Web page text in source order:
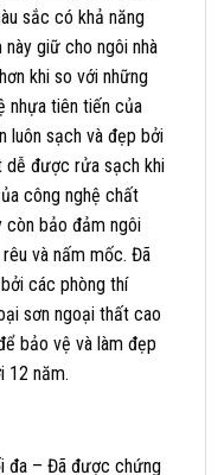
sắc có khả năng
giữ cho ngôi nhà
khi so với những
nhựa tiên tiến của
luôn sạch và đẹp bởi
dễ được rửa sạch khi
công nghệ chất
còn bảo đảm ngôi
và nấm mốc. Đã
các phòng thí
sơn ngoại thất cao
bảo vệ và làm đẹp
12 năm.
đa – Đã được chứng